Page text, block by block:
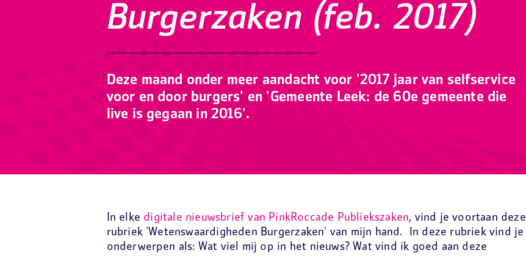
Innovaties
Burgerzaken (feb. 2017)
Deze maand onder meer aandacht voor '2017 jaar van selfservice
voor en door burgers' en 'Gemeente Leek: de 60e gemeente die
live is gegaan in 2016'.
In elke digitale nieuwsbrief van PinkRoccade Publiekszaken, vind je voortaan deze
rubriek 'Wetenswaardigheden Burgerzaken' van mijn hand. In deze rubriek vind je
onderwerpen als: Wat viel mij op in het nieuws? Wat vind ik goed aan deze